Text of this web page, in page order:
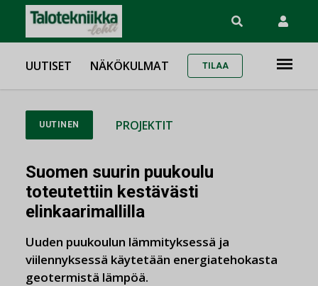
UUTISET NÄKÖKULMAT TILAA
UUTINEN PROJEKTIT
Suomen suurin puukoulu
toteutettiin kestävästi
elinkaarimallilla
Uuden puukoulun lämmityksessä ja
viilennyksessä käytetään energiatehokasta
geotermistä lämpöä.